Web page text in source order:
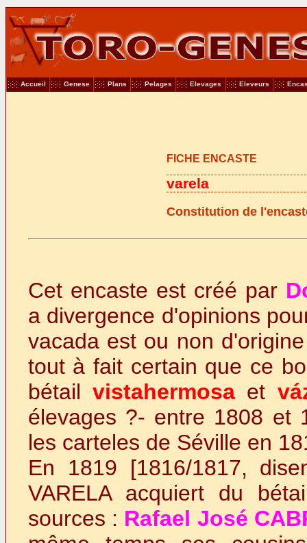
Accueil Genese Plans Pelages Elevages Eleveurs
FICHE ENCASTE
varela
Constitution de
Cet encaste est créé par
a divergence d'opinions
vacada est ou non
tout à fait certain que ce
bétail vistahermosaet
élevages ?- entre 1808 et
les carteles de Séville en
En 1819 [1816/1817,
VARELA acquiert du
sources : Rafael José